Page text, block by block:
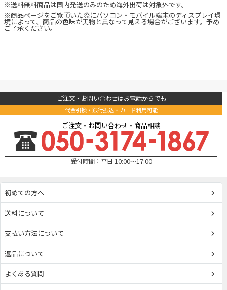
※送料無料商品は国内発送のみのため海外出荷は対象外です。
※商品ページをご覧頂いた際にパソコン・モバイル端末のディスプレイ環
境によって、商品の色味が実物と異なって見える場合がございます。予め
ご了承ください。
ご注文・お問い合わせはお電話からでも
代金引換・銀行振込・カード利用可能
ご注文・お問い合わせ・商品相談
受付時間：平日 10:00～17:00
初めての方へ
送料について
支払い方法について
返品について
よくある質問